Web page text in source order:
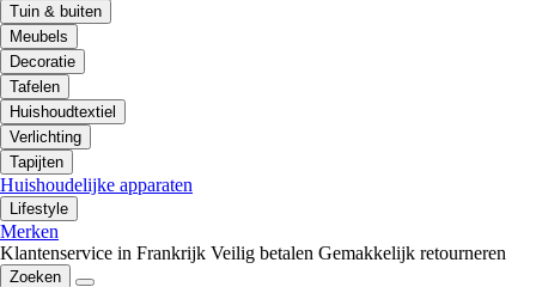
Tuin & buiten
Meubels
Decoratie
Tafelen
Huishoudtextiel
Verlichting
Tapijten
Huishoudelijke apparaten
Lifestyle
Merken
Klantenservice in Frankrijk Veilig betalen Gemakkelijk retourneren
Zoeken